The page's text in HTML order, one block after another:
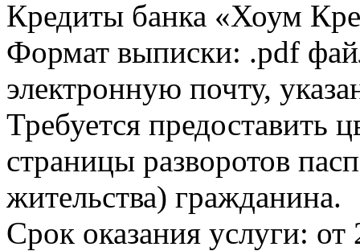
Кредиты банка «Хоум
Формат выписки: .pdf
электронную почту,
Требуется предоставить
страницы разворотов
жительства) гражданина.
Срок оказания услуги: от